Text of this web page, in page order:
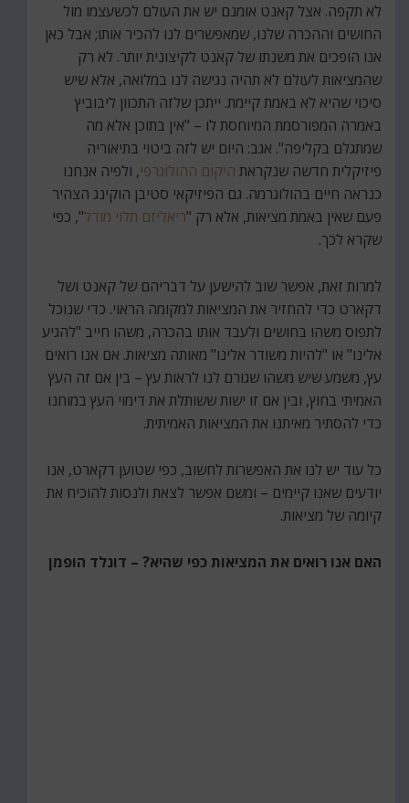
לא תקפה. אצל קאנט אומנם יש את העולם לכשעצמו מול
החושים וההכרה שלנו, שמאפשרים לנו להכיר אותו; אבל כאן
אנו הופכים את משנתו של קאנט לקיצונית יותר. לא רק
שהמציאות לעולם לא תהיה נגישה לנו במלואה, אלא שיש
סיכוי שהיא לא באמת קיימת. ייתכן שלזה התכוון ליבוביץ
באמרה המפורסמת המיוחסת לו – "אין בתוכן אלא מה
שמתגלם בקליפה". אגב: היום יש לזה ביטוי בתיאוריה
פיזיקלית חדשה שנקראת היקום ההולוגרפי, ולפיה אנחנו
כנראה חיים בהולוגרמה. גם הפיזיקאי סטיבן הוקינג הצהיר
פעם שאין באמת מציאות, אלא רק "ריאליזם תלוי מודל", כפי
שקרא לכך.
למרות זאת, אפשר שוב להישען על דבריהם של קאנט ושל
דקארט כדי להחזיר את המציאות למקומה הראוי. כדי שנוכל
לתפוס משהו בחושים ולעבד אותו בהכרה, משהו חייב "להגיע
אלינו" או "להיות משודר אלינו" מאותה מציאות. אם אנו רואים
עץ, משמע שיש משהו שגורם לנו לראות עץ – בין אם זה העץ
האמיתי בחוץ, ובין אם זו ישות ששותלת את דימוי העץ במוחנו
כדי להסתיר מאיתנו את המציאות האמיתית.
כל עוד יש לנו את האפשרות לחשוב, כפי שטוען דקארט, אנו
יודעים שאנו קיימים – ומשם אפשר לצאת ולנסות להוכיח את
קיומה של מציאות.
האם אנו רואים את המציאות כפי שהיא? – דונלד הופמן